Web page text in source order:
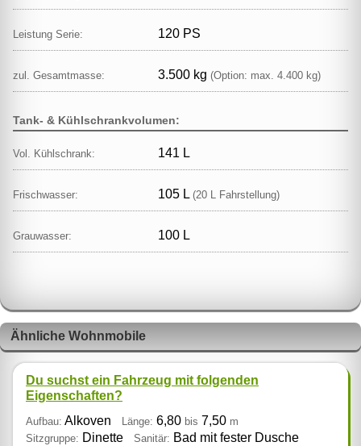
Leistung Serie: 120 PS
zul. Gesamtmasse: 3.500 kg (Option: max. 4.400 kg)
Tank- & Kühlschrankvolumen:
Vol. Kühlschrank: 141 L
Frischwasser: 105 L (20 L Fahrstellung)
Grauwasser: 100 L
Ähnliche Wohnmobile
Du suchst ein Fahrzeug mit folgenden
Eigenschaften?
Aufbau: Alkoven Länge: 6,80 bis 7,50 m
Sitzgruppe: Dinette Sanitär: Bad mit fester Dusche